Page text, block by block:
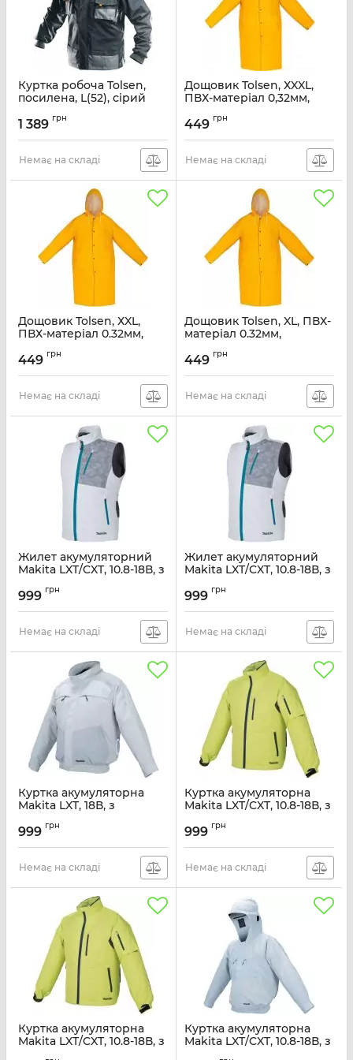
Куртка робоча Tolsen,
посилена, L(52), сірий
1 389 грн
Немає на складі
Дощовик Tolsen, ХXXL,
ПВХ-матеріал 0,32мм,
жовтий
Артикул: 45100
449 грн
Немає на складі
Дощовик Tolsen, ХXL,
ПВХ-матеріал 0.32мм,
жовтий
Артикул: 45099
449 грн
Немає на складі
Дощовик Tolsen, XL, ПВХ-
матеріал 0.32мм,
жовтий
Артикул: 45098
449 грн
Немає на складі
Жилет акумуляторний
Makita LXT/CXT, 10.8-18В, з
розміт М, білий, 0.38кг
Артикул: DFV210ZM
999 грн
Немає на складі
Жилет акумуляторний
Makita LXT/CXT, 10.8-18В, з
розміт L, білий, 0.38кг
Артикул: DFV210ZL
999 грн
Немає на складі
Куртка акумуляторна
Makita LXT, 18В, з
розміт L, білий, 0.44кг
Артикул: DFJ405ZL
999 грн
Немає на складі
Куртка акумуляторна
Makita LXT/CXT, 10.8-18В, з
розміт M, зелений, 0.43кг
Артикул: DFJ212ZM
999 грн
Немає на складі
Куртка акумуляторна
Makita LXT/CXT, 10.8-18В, з
Куртка акумуляторна
Makita LXT/CXT, 10.8-18В, з